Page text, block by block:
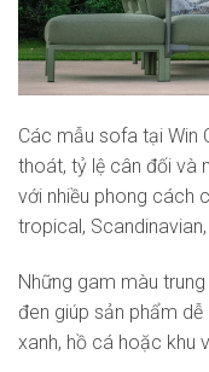
Các mẫu sofa tại Win
thoát, tỷ lệ cân đối và
với nhiều phong cách
tropical,
Những gam màu
đen giúp sản phẩm
xanh, hồ cá hoặc khu